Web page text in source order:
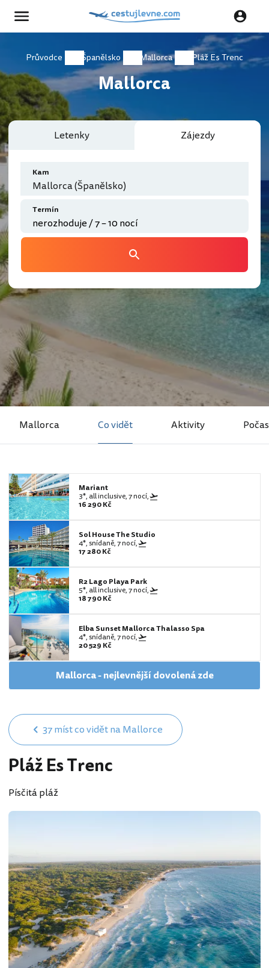
Průvodce Španělsko Mallorca Pláž Es Trenc
Mallorca
Letenky Zájezdy
Kam
Mallorca (Španělsko)
Termín
Mallorca Co vidět Aktivity
Mariant
3*, all inclusive, 7 nocí,
16 290 Kč
Sol House The Studio
4*, snídaně, 7 nocí,
17 280 Kč
R2 Lago Playa Park
5*, all inclusive, 7 nocí,
18 790 Kč
Elba Sunset Mallorca Thalasso Spa
4*, snídaně, 7 nocí,
20 529 Kč
Mallorca - nejlevnější dovolená zde
37 míst co vidět na Mallorce
Pláž Es Trenc
Písčitá pláž